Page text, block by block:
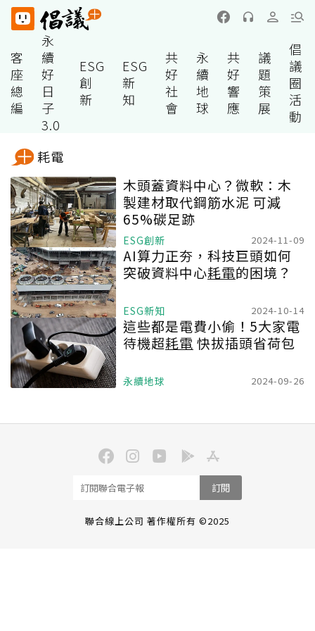
客
座
總
編
永
續
好
日
子
3.0
ESG
創
新
ESG
新
知
共
好
社
會
永
續
地
球
共
好
響
應
議
題
策
展
倡
議
圈
活
動
耗電
木頭蓋資料中心？微軟：木
製建材取代鋼筋水泥 可減
65%碳足跡
ESG創新 2024-11-09
AI算力正夯，科技巨頭如何
突破資料中心耗電的困境？
ESG新知 2024-10-14
這些都是電費小偷！5大家電
待機超耗電 快拔插頭省荷包
永續地球 2024-09-26
訂閱
聯合線上公司 著作權所有 ©2025